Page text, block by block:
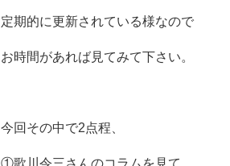
定期的に更新されている様なので
お時間があれば見てみて下さい。
今回その中で2点程、
①歌川令三さんのコラムを見て